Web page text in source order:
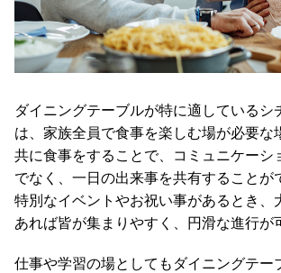
ダイニングテーブルが特に適しているシ
は、家族全員で食事を楽しむ場が必要な
共に食事をすることで、コミュニケーシ
でなく、一日の出来事を共有することが
特別なイベントやお祝い事があるとき、
あれば皆が集まりやすく、円滑な進行が
仕事や学習の場としてもダイニングテー